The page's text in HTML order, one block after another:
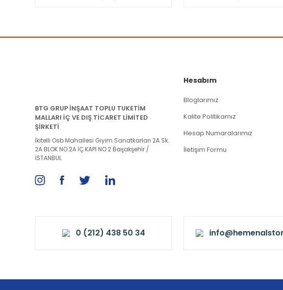
BTG GRUP İNŞAAT TOPLU TUKETİM
MALLARI İÇ VE DIŞ TİCARET LİMİTED
ŞİRKETİ
İkitelli Osb Mahallesi Giyim Sanatkarları 2A Sk.
2A BLOK NO:2A İÇ KAPI NO:2 Başakşehir /
İSTANBUL
Hesabım
Bloglarımız
Kalite Politikamız
Hesap Numaralarımız
İletişim Formu
0 (212) 438 50 34